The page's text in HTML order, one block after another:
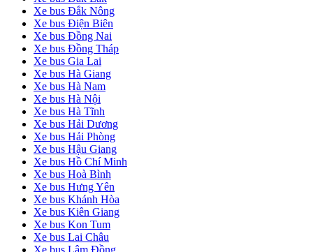
Xe bus Đắk Nông
Xe bus Điện Biên
Xe bus Đồng Nai
Xe bus Đồng Tháp
Xe bus Gia Lai
Xe bus Hà Giang
Xe bus Hà Nam
Xe bus Hà Nội
Xe bus Hà Tĩnh
Xe bus Hải Dương
Xe bus Hải Phòng
Xe bus Hậu Giang
Xe bus Hồ Chí Minh
Xe bus Hoà Bình
Xe bus Hưng Yên
Xe bus Khánh Hòa
Xe bus Kiên Giang
Xe bus Kon Tum
Xe bus Lai Châu